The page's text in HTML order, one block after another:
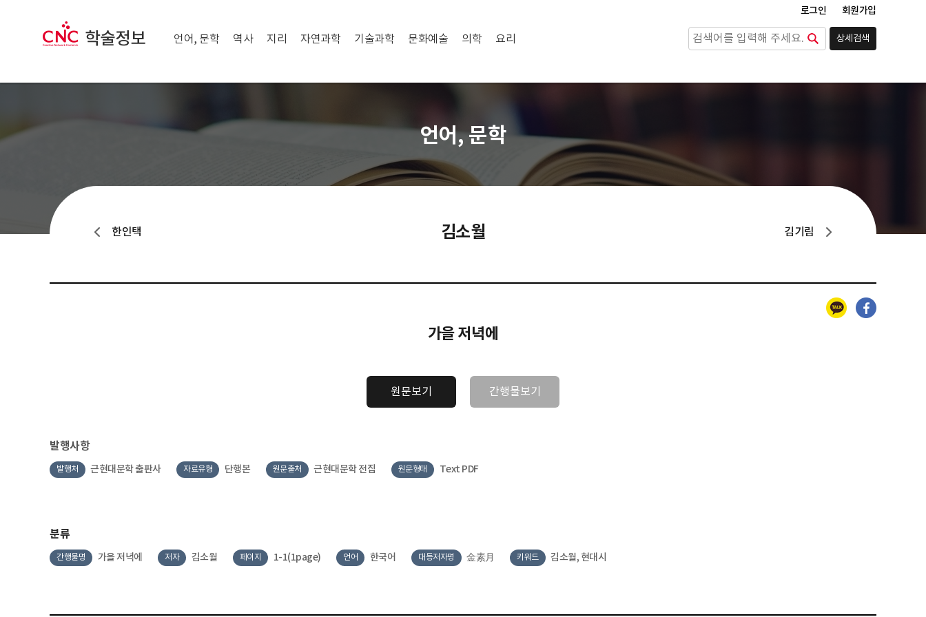
메뉴 열기
로그인 회원가입
언어, 문학 역사 지리 자연과학 기술과학 문화예술 의학 요리 검색 상세검색
언어, 문학
김소월
한인택 김기림
카카오톡 페이스북
가을 저녁에
원문보기 간행물보기
발행사항
발행처 근현대문학 출판사 자료유형 단행본 원문출처 근현대문학 전집 원문형태 Text PDF
분류
간행물명 가을 저녁에 저자 김소월 페이지 1-1(1page) 언어 한국어 대등저자명 金素月 키워드 김소월, 현대시